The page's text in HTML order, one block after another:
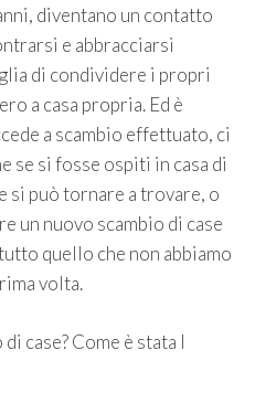
diventano un contatto
e abbracciarsi
di condividere i propri
a casa propria. Ed è
a scambio effettuato, ci
se si fosse ospiti in casa di
si può tornare a trovare, o
un nuovo scambio di case
quello che non abbiamo
volta.
case? Come è stata l